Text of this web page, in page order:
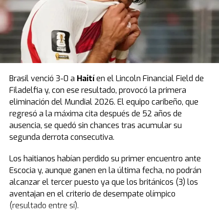
Fuente: TN
Brasil venció 3-0 a Haitíen el Lincoln Financial Field de
Filadelfia y, con ese resultado, provocó la primera
eliminación del Mundial 2026. El equipo caribeño, que
regresó a la máxima cita después de 52 años de
ausencia, se quedó sin chances tras acumular su
segunda derrota consecutiva.
Los haitianos habían perdido su primer encuentro ante
Escocia y, aunque ganen en la última fecha, no podrán
alcanzar el tercer puesto ya que los británicos (3) los
aventajan en el criterio de desempate olímpico
(resultado entre sí).